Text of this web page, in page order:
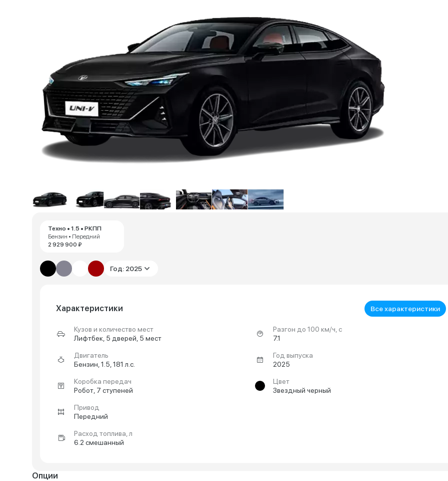
Техно • 1.5 • РКПП
Бензин • Передний
2 929 900 ₽
Год: 2025
Характеристики Все характеристики
Кузов и количество мест
Лифтбек, 5 дверей, 5 мест
Двигатель
Бензин, 1.5, 181 л.с.
Коробка передач
Робот, 7 ступеней
Привод
Передний
Расход топлива, л
6.2 смешанный
Разгон до 100 км/ч, с
7.1
Год выпуска
2025
Цвет
Звездный черный
Опции